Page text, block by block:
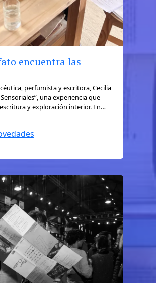
encuentra las
perfumista y escritora, Cecilia
una experiencia que
y exploración interior. En…